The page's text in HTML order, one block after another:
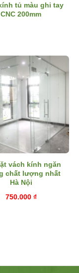
tủ màu ghi tay
CNC 200mm
vách kính ngăn
chất lượng nhất
Hà Nội
750.000 ₫